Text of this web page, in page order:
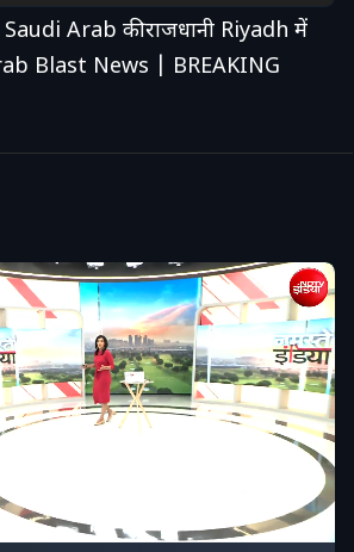
Arab की राजधानी Riyadh में
Blast News | BREAKING